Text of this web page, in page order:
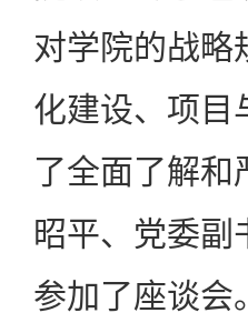
对学院的战略
化建设、项目
了全面了解和
昭平、党委
参加了座谈会。